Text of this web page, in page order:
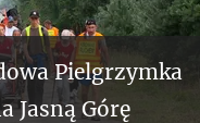
Pielgrzymka
Jasną Górę